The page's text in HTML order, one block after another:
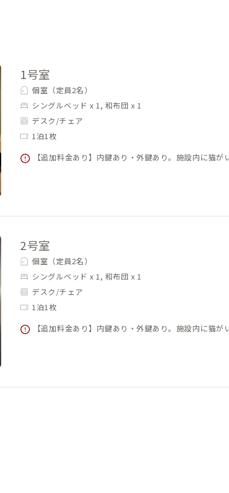
1号室
個室（定員2名）
シングルベッド x 1, 和布団 x 1
デスク/チェア
1泊1枚
【追加料金あり】内鍵あり・外鍵あり。施設内に猫が
2号室
個室（定員2名）
シングルベッド x 1, 和布団 x 1
デスク/チェア
1泊1枚
【追加料金あり】内鍵あり・外鍵あり。施設内に猫が